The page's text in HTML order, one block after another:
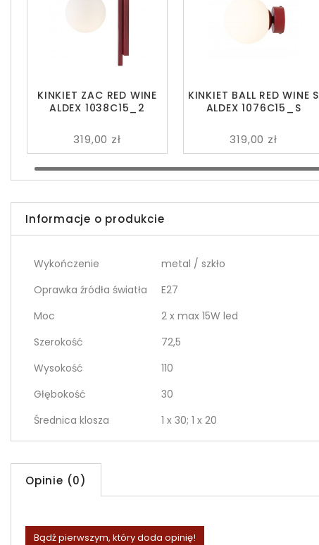
KINKIET ZAC RED WINE
ALDEX 1038C15_2
319,00 zł
KINKIET BALL RED WINE S
ALDEX 1076C15_S
319,00 zł
Informacje o produkcie
Wykończenie
metal / szkło
Oprawka źródła światła
E27
Moc
2 x max 15W led
Szerokość
72,5
Wysokość
110
Głębokość
30
Średnica klosza
1 x 30; 1 x 20
Opinie (0)
Bądź pierwszym, który doda opinię!